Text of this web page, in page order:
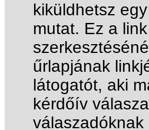
kiküldhetsz
mutat. Ez a
űrlapjának
látogatót, aki
kérdőív